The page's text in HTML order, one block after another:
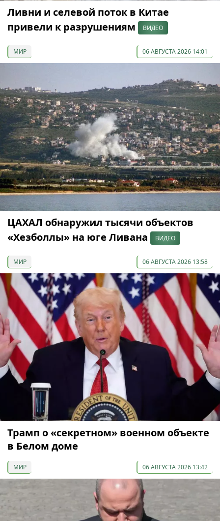
Ливни и селевой поток в Китае
привели к разрушениям
ВИДЕО
МИР 06 АВГУСТА 2026 14:01
ЦАХАЛ обнаружил тысячи объектов
«Хезболлы» на юге Ливана
ВИДЕО
МИР 06 АВГУСТА 2026 13:58
Трамп о «секретном» военном объекте
в Белом доме
МИР 06 АВГУСТА 2026 13:42